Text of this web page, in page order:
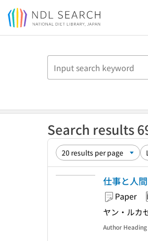
Jump to main content
Search results
仕事と人
Paper
ヤン・ルカ
Author Heading